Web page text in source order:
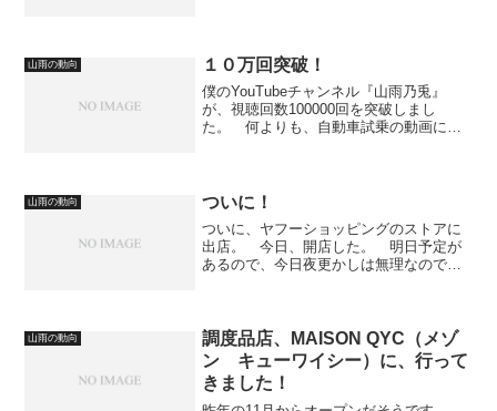
で、原稿を書き始めるかは...
山雨の動向 １０万回突破！
僕のYouTubeチャンネル『山雨乃兎』
が、視聴回数100000回を突破しまし
た。 何よりも、自動車試乗の動画にア
方は、登録してね。...
山雨の動向 ついに！
ついに、ヤフーショッピングのストアに
出店。 今日、開店した。 明日予定が
あるので、今日夜更かしは無理なので、
う意味で、ウォーター・オブ...
山雨の動向
調度品店、MAISON QYC（メゾ
ン キューワイシー）に、行って
きました！